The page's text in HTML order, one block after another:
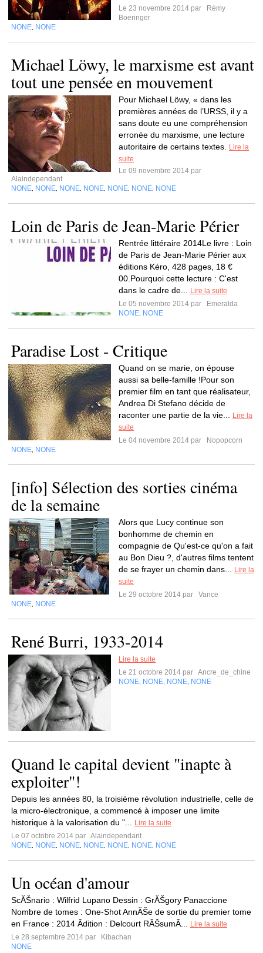
Le 23 novembre 2014 par
Rémy
Boeringer
NONE NONE
Michael Löwy, le marxisme est avant
tout une pensée en mouvement
Pour Michael Löwy, « dans les
premières années de l’URSS, il y a
sans doute eu une compréhension
erronée du marxisme, une lecture
autoritaire de certains textes.
Lire la
suite
Le 09 novembre 2014 par
Alaindependant
NONE NONE NONE NONE NONE NONE NONE
Loin de Paris de Jean-Marie Périer
Rentrée littéraire 2014Le livre : Loin
de Paris de Jean-Marie Périer aux
éditions Kéro, 428 pages, 18 €
00.Pourquoi cette lecture : C'est
dans le cadre de...
Lire la suite
Le 05 novembre 2014 par
Emeralda
NONE NONE
Paradise Lost - Critique
Quand on se marie, on épouse
aussi sa belle-famille !Pour son
premier film en tant que réalisateur,
Andrea Di Stefano décide de
raconter une partie de la vie...
Lire la
suite
Le 04 novembre 2014 par
Nopopcorn
NONE NONE
[info] Sélection des sorties cinéma
de la semaine
Alors que Lucy continue son
bonhomme de chemin en
compagnie de Qu'est-ce qu'on a fait
au Bon Dieu ?, d'autres films tentent
de se frayer un chemin dans...
Lire la
suite
Le 29 octobre 2014 par
Vance
NONE NONE
René Burri, 1933-2014
Lire la suite
Le 21 octobre 2014 par Ancre_de_chine
NONE NONE NONE NONE
Quand le capital devient "inapte à
exploiter"!
Depuis les années 80, la troisième révolution industrielle, celle de
la micro-électronique, a commencé à imposer une limite
historique à la valorisation du "...
Lire la suite
Le 07 octobre 2014 par Alaindependant
NONE NONE NONE NONE NONE NONE NONE
Un océan d'amour
ScĂŠnario : Wilfrid Lupano Dessin : GrĂŠgory Panaccione
Nombre de tomes : One-Shot AnnĂŠe de sortie du premier tome
en France : 2014 Ădition : Delcourt RĂŠsumĂ...
Lire la suite
Le 28 septembre 2014 par
Kibachan
NONE